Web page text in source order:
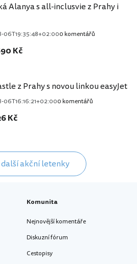
Alanya s all-inclusvie z Prahy i
06T19:35:48+02:000 komentářů
Kč
z Prahy s novou linkou easyJet
06T16:16:21+02:000 komentářů
Kč
akční letenky
Komunita
Nejnovější komentáře
Diskuzní fórum
Cestopisy